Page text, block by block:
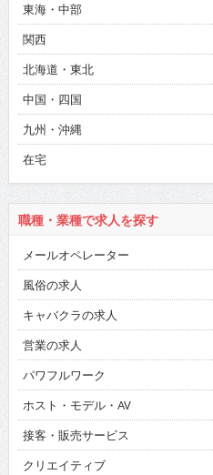
東海・中部
関西
北海道・東北
中国・四国
九州・沖縄
在宅
職種・業種で求人を探す
メールオペレーター
風俗の求人
キャバクラの求人
営業の求人
パワフルワーク
ホスト・モデル・AV
接客・販売サービス
クリエイティブ